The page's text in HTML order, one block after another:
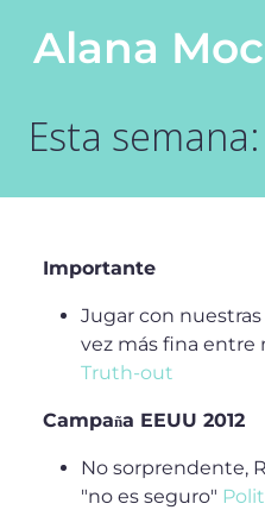
Navegación
Alana
Esta
Importante
Jugar con
vez más fina entre
Truth-out
Campaña EEUU 2012
No sorprendente,
"no es seguro"